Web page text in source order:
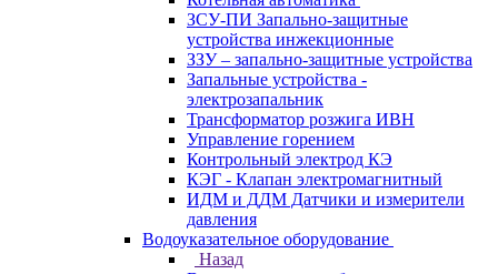
ЗСУ-ПИ Запально-защитные
устройства инжекционные
ЗЗУ – запально-защитные устройства
Запальные устройства -
электрозапальник
Трансформатор розжига ИВН
Управление горением
Контрольный электрод КЭ
КЭГ - Клапан электромагнитный
ИДМ и ДДМ Датчики и измерители
давления
Водоуказательное оборудование
Назад